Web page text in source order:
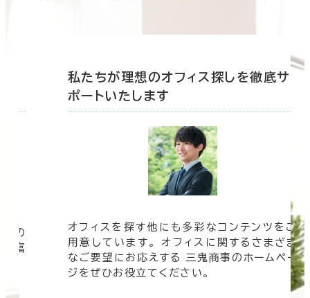
の
豊富
私たちが理想のオフィス探しを徹底サ
ポートいたします
オフィスを探す他にも多彩なコンテンツをご
用意しています。 オフィスに関するさまざま
なご要望にお応えする 三鬼商事のホームペー
ジをぜひお役立てください。